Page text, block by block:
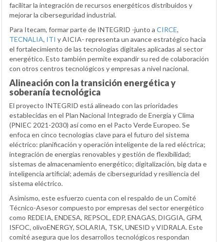
facilitar la integración de recursos energéticos distribuidos y
mejorar la ciberseguridad industrial.
Para Itecam, formar parte de INTEGRID -junto a CIRCE,
TECNALIA, ITI y AICIA- representa un avance estratégico hacia
el fortalecimiento de las tecnologías digitales aplicadas al sector
energético. Esto también permite expandir su red de colaboración
con otros centros tecnológicos y empresas a nivel nacional.
Alineación con la transición energética y
soberanía tecnológica
El proyecto INTEGRID está alineado con las prioridades
establecidas en el Plan Nacional Integrado de Energía y Clima
(PNIEC 2021-2030) así como en el Pacto Verde Europeo. Se
enfoca en cinco tecnologías clave para el futuro del sistema
eléctrico: planificación y operación inteligente de la red eléctrica;
integración de energías renovables y gestión de flexibilidad;
sistemas de almacenamiento energético; digitalización, big data e
inteligencia artificial; además de ciberseguridad y resiliencia del
sistema eléctrico.
Asimismo, este esfuerzo cuenta con el respaldo de un Comité
Técnico-Asesor compuesto por empresas del sector energético
como REDEIA, ENDESA, REPSOL, EDP, ENAGAS, DIGGIA, GFM,
ISFOC, olivoENERGY, SOLARIA, TSK, UNESID y VIDRALA. Este
comité asegura que los desarrollos tecnológicos respondan